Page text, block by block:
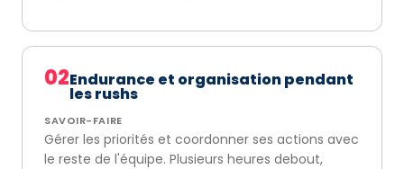
02Endurance et organisation pendant
les rushs
SAVOIR-FAIRE
Gérer les priorités et coordonner ses actions avec
le reste de l'équipe. Plusieurs heures debout,